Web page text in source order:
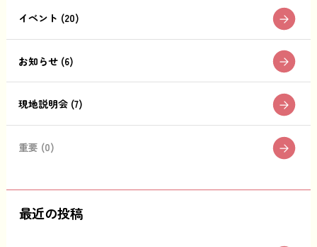
イベント (20)
お知らせ (6)
現地説明会 (7)
重要 (0)
最近の投稿